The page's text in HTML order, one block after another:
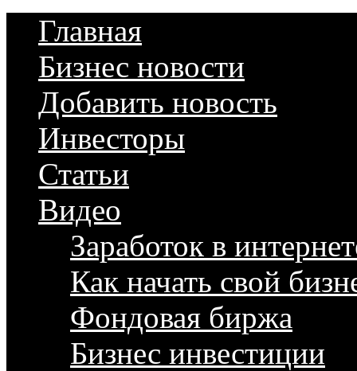
Главная
Бизнес новости
Добавить новость
Инвесторы
Статьи
Видео
Заработок в
Как начать свой
Фондовая биржа
Бизнес инвестиции